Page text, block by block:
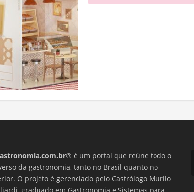
® é um portal que reúne todo o
da gastronomia, tanto no Brasil quanto no
O projeto é gerenciado pelo Gastrólogo Murilo
graduado em Gastronomia e Sistemas para